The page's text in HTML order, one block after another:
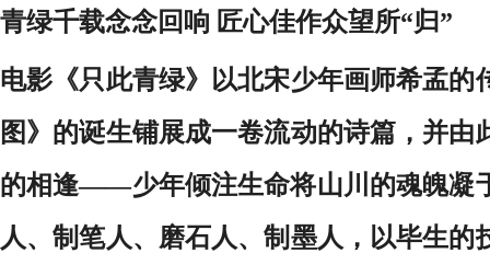
青绿千载念念回响 匠心佳作众望所“归”
电影《只此青绿》以北宋少年画师希孟的
图》的诞生铺展成一卷流动的诗篇，并由
的相逢——少年倾注生命将山川的魂魄凝
人、制笔人、磨石人、制墨人，以毕生的